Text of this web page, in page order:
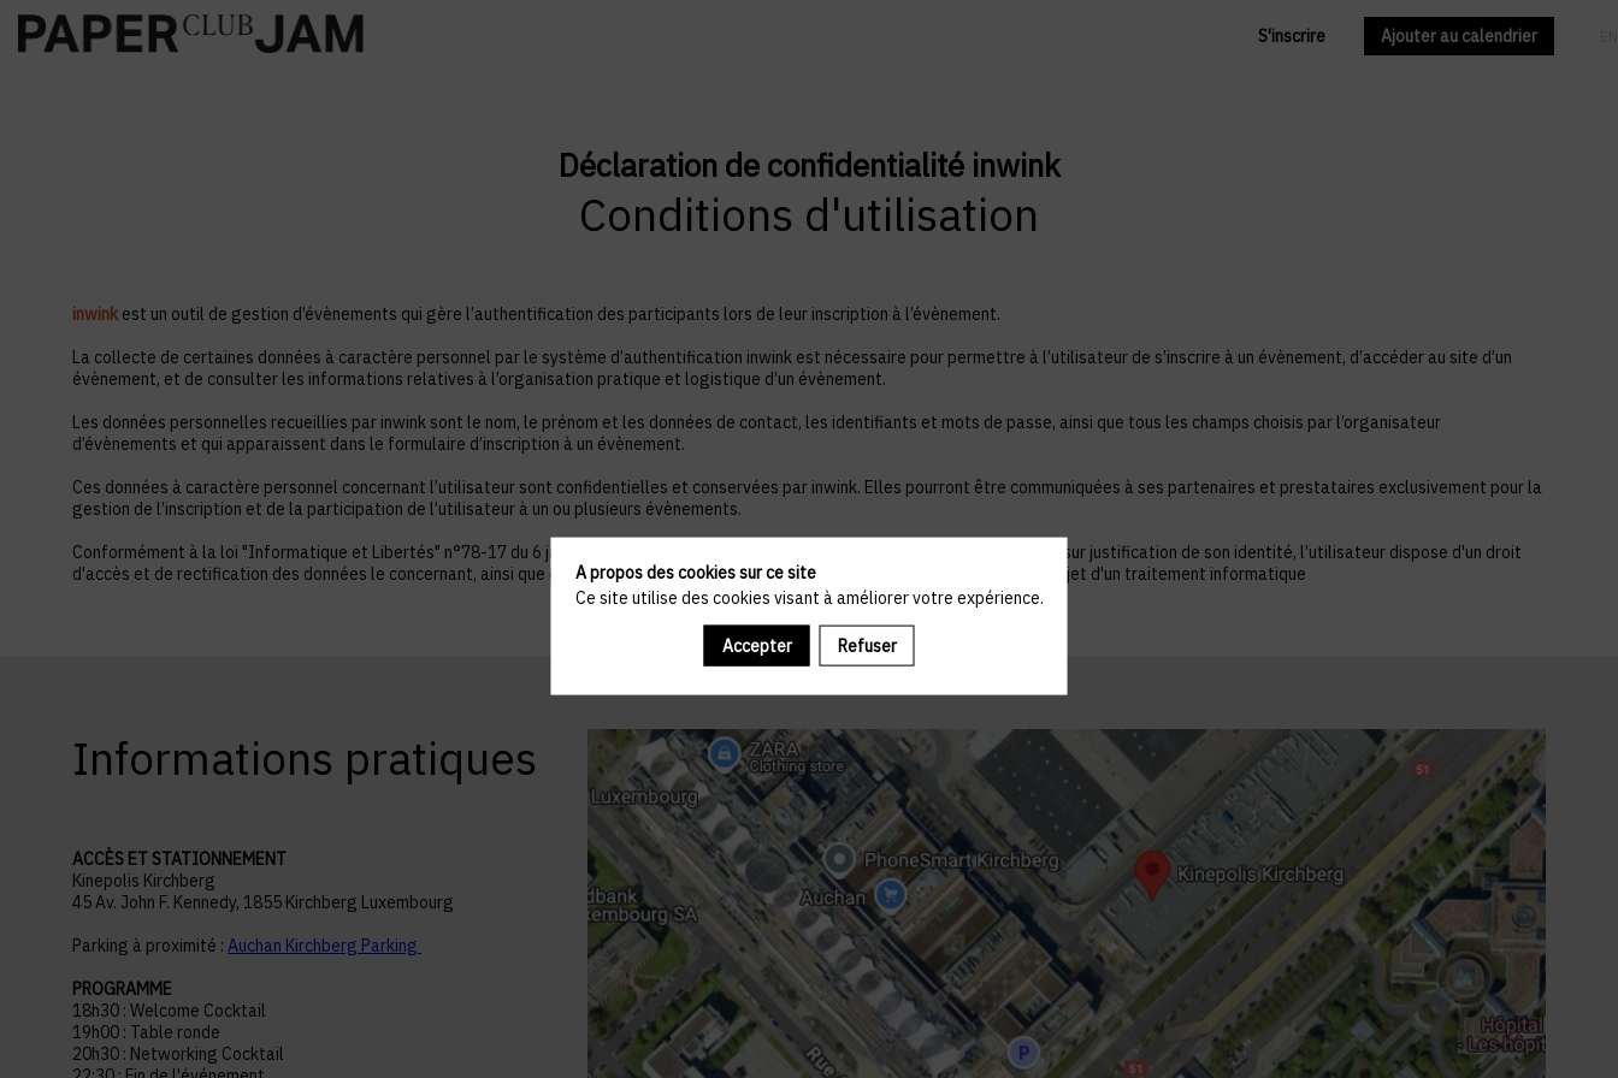
S'inscrire Ajouter au calendrier
Déclaration de confidentialité inwink
Conditions d'utilisation
inwink est un outil de gestion d’évènements qui gère l’authentification des participants lors de leur inscription à l’évènement.
La collecte de certaines données à caractère personnel par le système d’authentification inwink est nécessaire pour permettre à l’utilisateur de s’inscrire à un évènement, d’accéder au site d’un
évènement, et de consulter les informations relatives à l’organisation pratique et logistique d’un évènement.
Les données personnelles recueillies par inwink sont le nom, le prénom et les données de contact, les identifiants et mots de passe, ainsi que tous les champs choisis par l’organisateur
d’évènements et qui apparaissent dans le formulaire d’inscription à un évènement.
Ces données à caractère personnel concernant l’utilisateur sont confidentielles et conservées par inwink. Elles pourront être communiquées à ses partenaires et prestataires exclusivement pour la
gestion de l’inscription et de la participation de l’utilisateur à un ou plusieurs évènements.
Conformément à la loi "Informatique et Libertés" n°78-17 du 6 janvier 1978 telle que modifiée par la loi n°2004-801 du 6 août 2004, sur justification de son identité, l’utilisateur dispose d'un droit
d'accès et de rectification des données le concernant, ainsi que du droit de s’opposer à ce que les données le concernant fassent l'objet d'un traitement informatique
Informations pratiques
ACCÈS ET STATIONNEMENT
Kinepolis Kirchberg
45 Av. John F. Kennedy, 1855 Kirchberg Luxembourg
Parking à proximité : Auchan Kirchberg Parking
PROGRAMME
18h30 : Welcome Cocktail
19h00 : Table ronde
20h30 : Networking Cocktail
A propos des cookies sur ce site
Ce site utilise des cookies visant à améliorer votre expérience.
Accepter Refuser